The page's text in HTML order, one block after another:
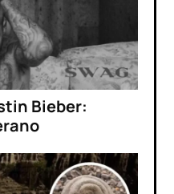
Bieber: